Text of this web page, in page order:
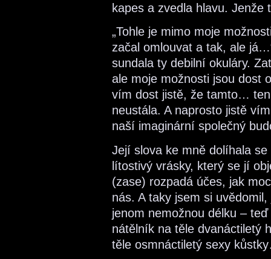
kapes a zvedla hlavu.
„Tohle je mimo moje
začal omlouvat a tak, ale
sundala ty debilní okuláry.
ale moje možnosti jsou
vím dost jistě, že tamto…
neustála. A naprosto jistě
naší imaginární společný
Její slova ke mně dolíhala
lítostivý vrásky, který se jí
(zase) rozpadá účes, jak
nás. A taky jsem si
jenom nemožnou délku –
nátělník na těle dvanáctiletý
těle osmnáctiletý sexy